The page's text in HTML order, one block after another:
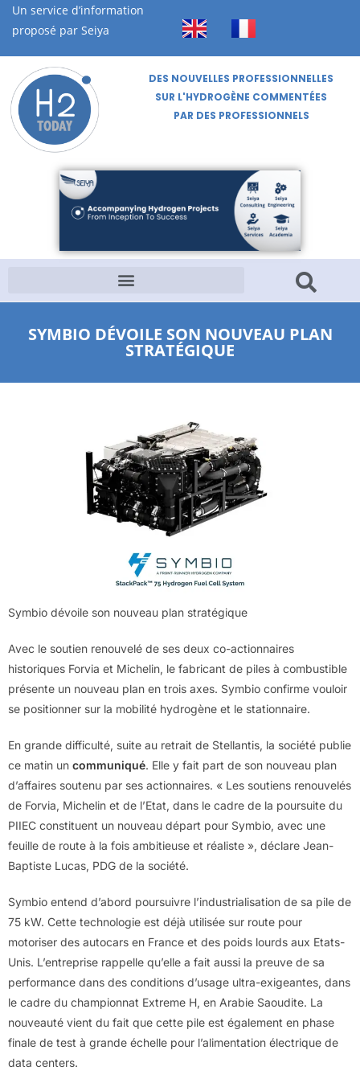
Un service d’information
proposé par Seiya
DES NOUVELLES PROFESSIONNELLES
SUR L'HYDROGÈNE COMMENTÉES
PAR DES PROFESSIONNELS
SYMBIO DÉVOILE SON NOUVEAU PLAN
STRATÉGIQUE
Symbio dévoile son nouveau plan stratégique
Avec le soutien renouvelé de ses deux co-actionnaires
historiques Forvia et Michelin, le fabricant de piles à combustible
présente un nouveau plan en trois axes. Symbio confirme vouloir
se positionner sur la mobilité hydrogène et le stationnaire.
En grande difficulté, suite au retrait de Stellantis, la société publie
ce matin un communiqué. Elle y fait part de son nouveau plan
d’affaires soutenu par ses actionnaires. « Les soutiens renouvelés
de Forvia, Michelin et de l’Etat, dans le cadre de la poursuite du
PIIEC constituent un nouveau départ pour Symbio, avec une
feuille de route à la fois ambitieuse et réaliste », déclare Jean-
Baptiste Lucas, PDG de la société.
Symbio entend d’abord poursuivre l’industrialisation de sa pile de
75 kW. Cette technologie est déjà utilisée sur route pour
motoriser des autocars en France et des poids lourds aux Etats-
Unis. L’entreprise rappelle qu’elle a fait aussi la preuve de sa
performance dans des conditions d’usage ultra-exigeantes, dans
le cadre du championnat Extreme H, en Arabie Saoudite. La
nouveauté vient du fait que cette pile est également en phase
finale de test à grande échelle pour l’alimentation électrique de
data centers.